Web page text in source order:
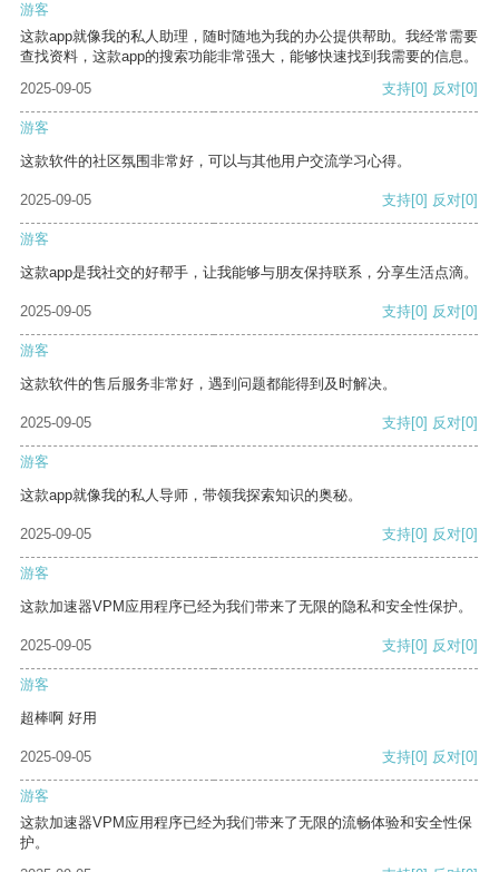
游客
这款app就像我的私人助理，随时随地为我的办公提供帮助。我经常需要
查找资料，这款app的搜索功能非常强大，能够快速找到我需要的信息。
2025-09-05
支持[0] 反对[0]
游客
这款软件的社区氛围非常好，可以与其他用户交流学习心得。
2025-09-05 支持[0] 反对[0]
游客
这款app是我社交的好帮手，让我能够与朋友保持联系，分享生活点滴。
2025-09-05 支持[0] 反对[0]
游客
这款软件的售后服务非常好，遇到问题都能得到及时解决。
2025-09-05 支持[0] 反对[0]
游客
这款app就像我的私人导师，带领我探索知识的奥秘。
2025-09-05 支持[0] 反对[0]
游客
这款加速器VPM应用程序已经为我们带来了无限的隐私和安全性保护。
2025-09-05 支持[0] 反对[0]
游客
超棒啊 好用
2025-09-05 支持[0] 反对[0]
游客
这款加速器VPM应用程序已经为我们带来了无限的流畅体验和安全性保
护。